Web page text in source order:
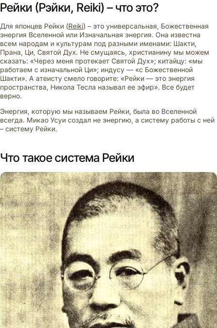
Рейки (Рэйки, Reiki) – что это?
Для японцев Рейки (Reiki) – это универсальная, Божественная
энергия Вселенной или Изначальная энергия. Она известна
всем народам и культурам под разными именами: Шакти,
Прана, Ци, Святой Дух. Не смущаясь, христианину мы можем
сказать: «Через меня протекает Святой Дух»; китайцу: «мы
работаем с изначальной Ци»; индусу — «с Божественной
Шакти». А атеисту смело говорите: «Рейки — это энергия
пространства, Никола Тесла называл ее эфир». Все будет
верно.
Энергия, которую мы называем Рейки, была во Вселенной
всегда. Микао Усуи создал не энергию, а систему работы с ней
– систему Рейки.
Что такое система Рейки